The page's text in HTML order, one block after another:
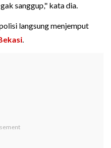
sanggup," kata dia.
langsung menjemput
.